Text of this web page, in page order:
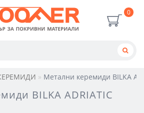
0
Метални керемиди BILKA
BILKA ADRIATIC